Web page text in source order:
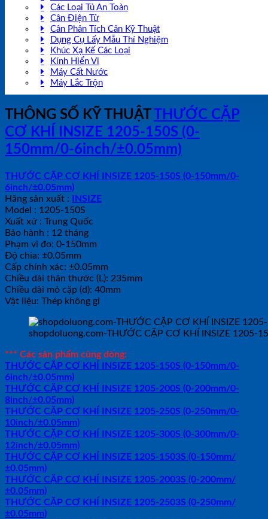
Các Loại Tủ An Toàn
Cân Điện Tử
Cân Phân Tích Cân Kỹ Thuật
Dụng Cụ Lấy Mẫu Thí Nghiệm
Khúc Xạ Kế Các Loại
Kính Hiển Vi
Máy Cất Nước
Máy Lắc Trộn
THÔNG SỐ KỸ THUẬT THƯỚC CẶP
CƠ KHÍ INSIZE 1205-150S (0-
150mm/0-6inch/±0.05mm)
THƯỚC CẶP CƠ KHÍ INSIZE 1205-150S (0-150mm/0-
6inch/±0.05mm)
Hãng sản xuất : INSIZE
Model : 1205-150S
Xuất xứ : Trung Quốc
Bảo hành : 12 tháng
Phạm vi đo: 0-150mm
Độ chia: ±0.05mm
Cấp chính xác: ±0.05mm
Chiều dài thân thước (L): 235mm
Chiều dài mỏ cặp (d): 40mm
Vật liệu: Thép không gỉ
shopdoluong.com-THƯỚC CẶP CƠ KHÍ INSIZE 1205-
*** Các sản phẩm cùng dòng:
THƯỚC CẶP CƠ KHÍ INSIZE 1205-150S (0-150mm/0-
6inch/±0.05mm)
THƯỚC CẶP CƠ KHÍ INSIZE 1205-200S (0-200mm/0-
8inch/±0.05mm)
THƯỚC CẶP CƠ KHÍ INSIZE 1205-250S (0-250mm/0-
10inch/±0.05mm)
THƯỚC CẶP CƠ KHÍ INSIZE 1205-300S (0-300mm/0-
12inch/±0.05mm)
THƯỚC CẶP CƠ KHÍ INSIZE 1205-1503S (0-150mm/
±0.05mm)
THƯỚC CẶP CƠ KHÍ INSIZE 1205-2003S (0-200mm/
±0.05mm)
THƯỚC CẶP CƠ KHÍ INSIZE 1205-2503S (0-250mm/
±0.05mm)